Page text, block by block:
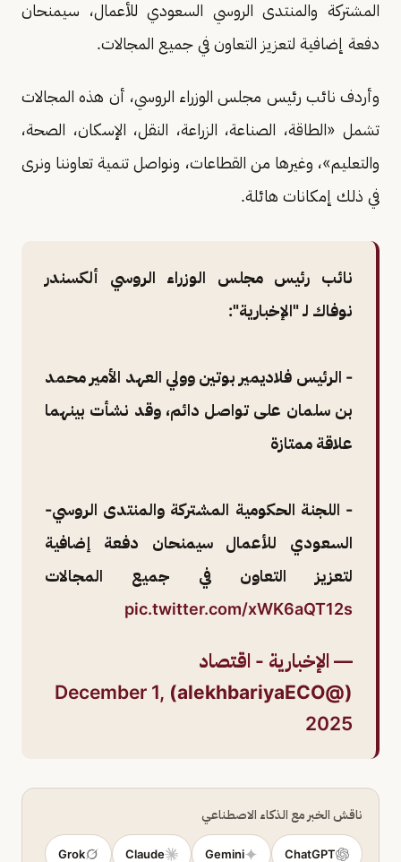
المشتركة والمنتدى الروسي السعودي للأعمال، سيمنحان
دفعة إضافية لتعزيز التعاون في جميع المجالات.
وأردف نائب رئيس مجلس الوزراء الروسي، أن هذه المجالات
تشمل «الطاقة، الصناعة، الزراعة، النقل، الإسكان، الصحة،
والتعليم»، وغيرها من القطاعات، ونواصل تنمية تعاوننا ونرى
في ذلك إمكانات هائلة.
نائب رئيس مجلس الوزراء الروسي ألكسندر
نوفاك لـ "الإخبارية":
- الرئيس فلاديمير بوتين وولي العهد الأمير محمد
بن سلمان على تواصل دائم، وقد نشأت بينهما
علاقة ممتازة
- اللجنة الحكومية المشتركة والمنتدى الروسي-
السعودي للأعمال سيمنحان دفعة إضافية
لتعزيز التعاون في جميع المجالات
pic.twitter.com/xWK6aQT12s
— الإخبارية - اقتصاد
(@alekhbariyaECO)
December 1,
2025
ناقش الخبر مع الذكاء الاصطناعي
ChatGPT
Gemini
Claude
Grok